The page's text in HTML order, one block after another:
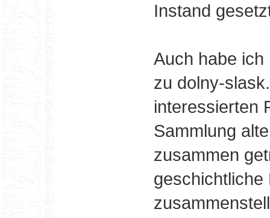
Instand
Auch habe ich
zu dolny-
interessierten
Sammlung
zusammen
geschichtliche